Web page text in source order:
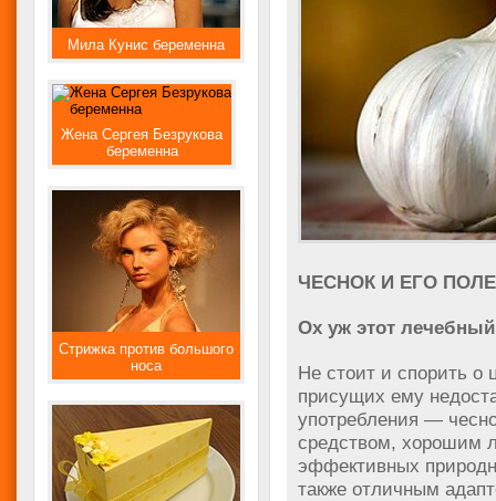
ЧЕСНОК И ЕГО
Ох уж этот
Не стоит и спорить о
присущих ему
употребления —
средством, хорошим
эффективных
также отличным
Мила Кунис беременна
Жена Сергея Безрукова
беременна
Стрижка против большого
носа